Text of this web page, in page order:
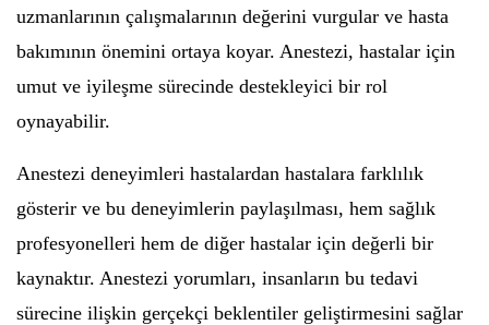
uzmanlarının çalışmalarının değerini vurgular ve hasta
bakımının önemini ortaya koyar. Anestezi, hastalar için
umut ve iyileşme sürecinde destekleyici bir rol
oynayabilir.
Anestezi deneyimleri hastalardan hastalara farklılık
gösterir ve bu deneyimlerin paylaşılması, hem sağlık
profesyonelleri hem de diğer hastalar için değerli bir
kaynaktır. Anestezi yorumları, insanların bu tedavi
sürecine ilişkin gerçekçi beklentiler geliştirmesini sağlar